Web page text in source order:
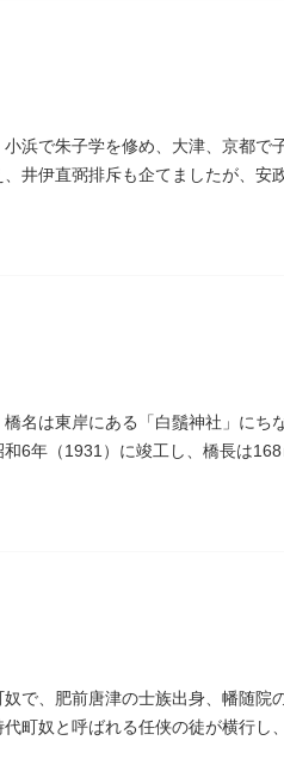
浜で朱子学を修め、大津、京都
井伊直弼排斥も企てましたが、安
名は東岸にある「白鬚神社」に
6年（1931）に竣工し、橋長は
で、肥前唐津の士族出身、幡随
町奴と呼ばれる任侠の徒が横行